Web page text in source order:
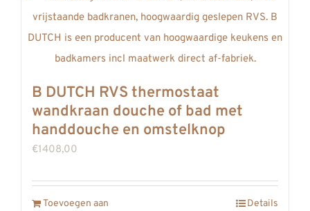
B DUTCH RVS thermostaat
wandkraan douche of bad met
handdouche en omstelknop
€1408,00
Toevoegen aan
Details